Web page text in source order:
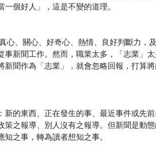
個好人」，這是不變的道理。
、關心、好奇心、熱情、良好判斷力，
事新聞工作。然而，職業太多，「志業」
新聞作為「志業」，就會忽略回報，打算
的東西、正在發生的事、最近事件或先
之報導、別人沒有之報導。但新聞是動
之事，轉為讀者想知之事。